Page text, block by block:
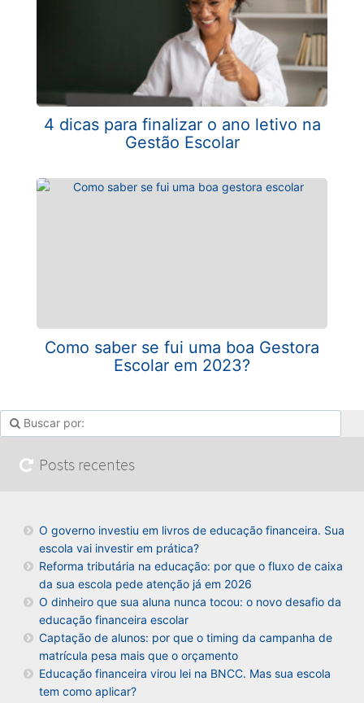
4 dicas para finalizar o ano letivo na
Gestão Escolar
Como saber se fui uma boa Gestora
Escolar em 2023?
Posts recentes
O governo investiu em livros de educação financeira. Sua
escola vai investir em prática?
Reforma tributária na educação: por que o fluxo de caixa
da sua escola pede atenção já em 2026
O dinheiro que sua aluna nunca tocou: o novo desafio da
educação financeira escolar
Captação de alunos: por que o timing da campanha de
matrícula pesa mais que o orçamento
Educação financeira virou lei na BNCC. Mas sua escola
tem como aplicar?